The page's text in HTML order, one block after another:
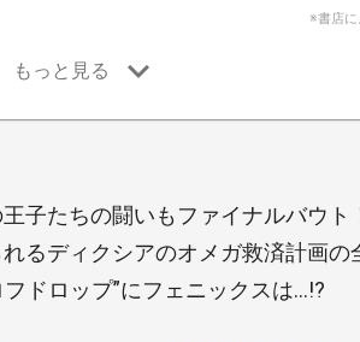
※書店に
子たちの闘いもファイナルバウ
るディクシアのオメガ救済計画
ドロップ”にフェニックスは…!?